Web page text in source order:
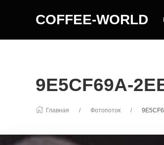
COFFEE-WORLD
9E5CF69A-
Главная Фотопоток